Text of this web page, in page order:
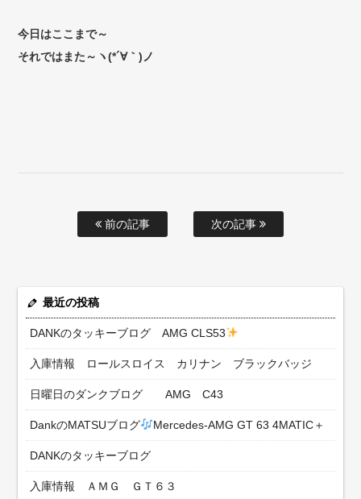
今日はここまで～
それではまた～ヽ(*´∀｀)ノ
前の記事 次の記事
最近の投稿
DANKのタッキーブログ AMG CLS53
入庫情報 ロールスロイス カリナン ブラックバッジ
日曜日のダンクブログ AMG C43
DankのMATSUブログ Mercedes-AMG GT 63 4MATIC＋
DANKのタッキーブログ
入庫情報 ＡＭＧ ＧＴ６３